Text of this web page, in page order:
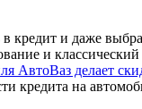
и даже
и классический
АвтоВаз делает
кредита на